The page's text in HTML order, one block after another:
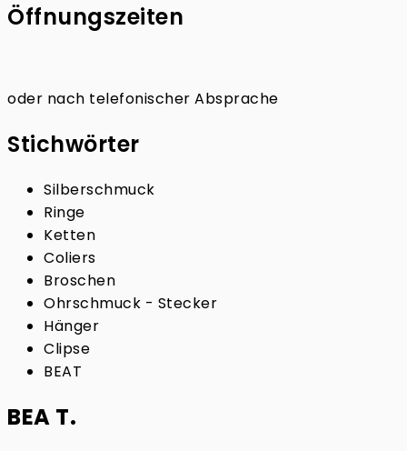
Öffnungszeiten
oder nach telefonischer Absprache
Stichwörter
Silberschmuck
Ringe
Ketten
Coliers
Broschen
Ohrschmuck - Stecker
Hänger
Clipse
BEAT
BEA T.